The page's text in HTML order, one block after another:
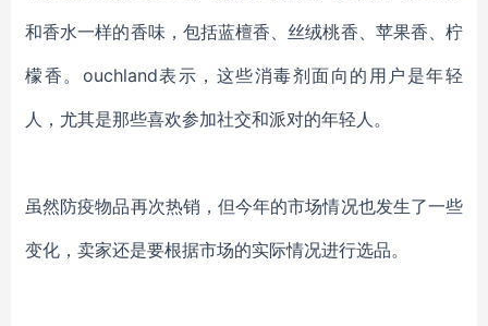
和香水一样的香味，包括蓝檀香、丝绒桃香、苹果香、柠
檬香。ouchland表示，这些消毒剂面向的用户是年轻
人，尤其是那些喜欢参加社交和派对的年轻人。
虽然防疫物品再次热销，但今年的市场情况也发生了一些
变化，卖家还是要根据市场的实际情况进行选品。